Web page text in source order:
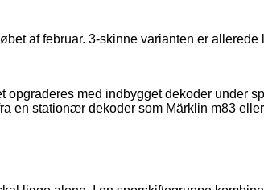
af februar. 3-skinne varianten er allerede
med indbygget dekoder under
en stationær dekoder som Märklin m83